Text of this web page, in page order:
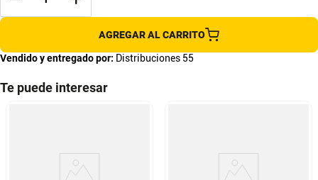
AGREGAR AL CARRITO
Vendido y entregado por: Distribuciones 55
Te puede interesar